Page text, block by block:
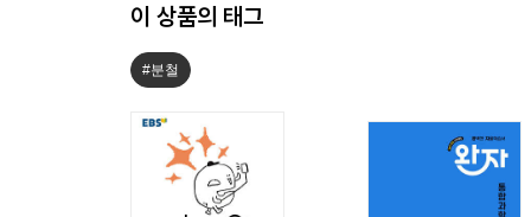
이 상품의 태그
#분철